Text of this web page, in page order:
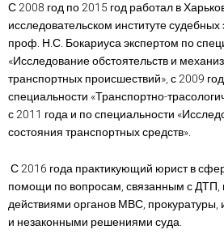
С 2008 год по 2015 год работал в
исследовательском институте судебных
проф. Н.С. Бокариуса экспертом по
«Исследование обстоятельств и
транспортных происшествий», с 2009
специальности «Транспортно-
с 2011 года и по специальности
состояния транспортных средств».
С 2016 года практикующий юрист в
помощи по вопросам, связанным с
действиями органов МВС, прокуратуры,
и незаконными решениями суда.